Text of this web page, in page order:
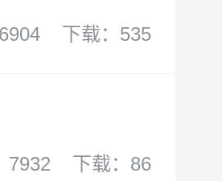
下载：535
7932 下载：86